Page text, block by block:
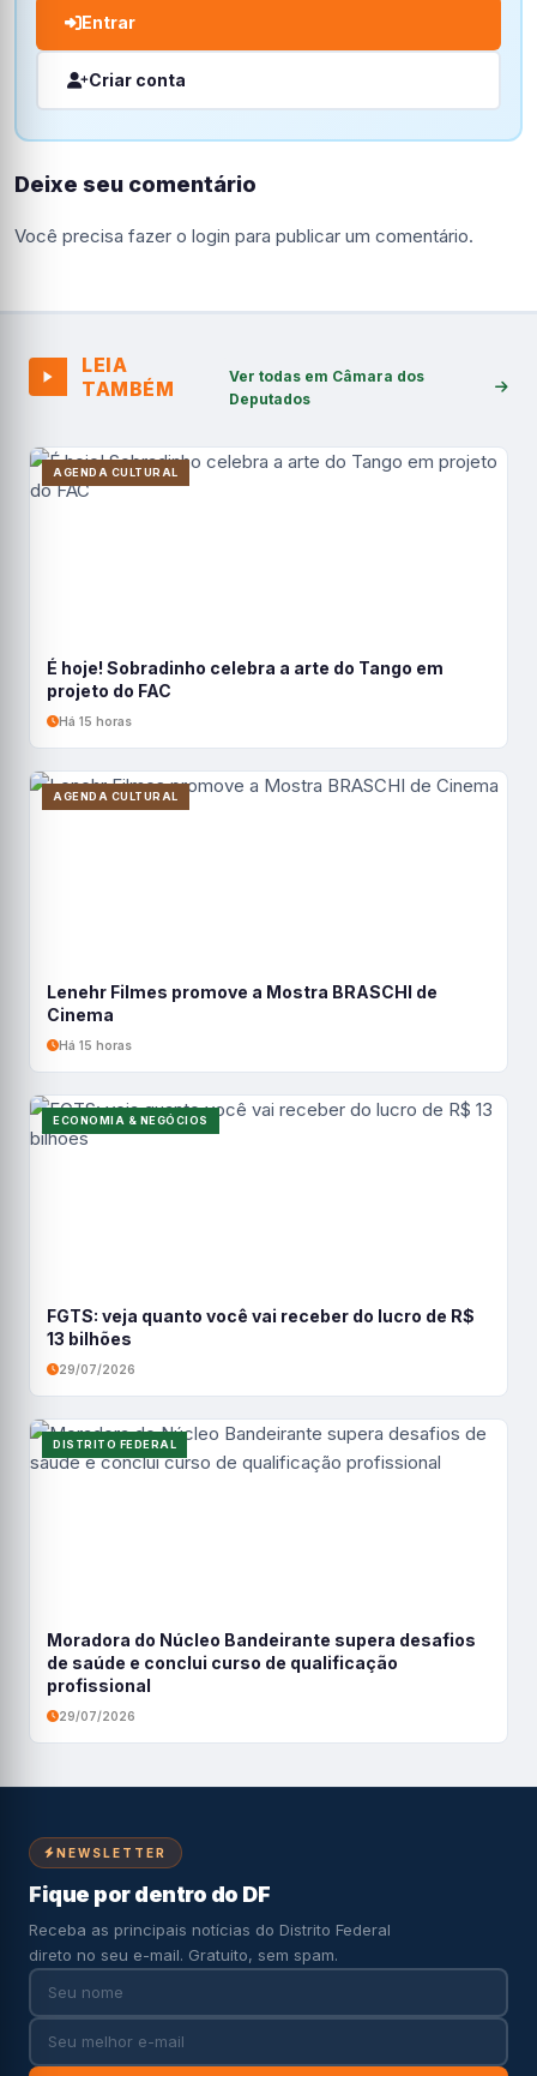
Entrar
Criar conta
Deixe seu comentário
Você precisa fazer o login para publicar um comentário.
LEIA
TAMBÉM
Ver todas em Câmara dos
Deputados
AGENDA CULTURAL
É hoje! Sobradinho celebra a arte do Tango em
projeto do FAC
Há 15 horas
AGENDA CULTURAL
Lenehr Filmes promove a Mostra BRASCHI de
Cinema
Há 15 horas
ECONOMIA & NEGÓCIOS
FGTS: veja quanto você vai receber do lucro de R$
13 bilhões
29/07/2026
DISTRITO FEDERAL
Moradora do Núcleo Bandeirante supera desafios
de saúde e conclui curso de qualificação
profissional
29/07/2026
NEWSLETTER
Fique por dentro do DF
Receba as principais notícias do Distrito Federal
direto no seu e-mail. Gratuito, sem spam.